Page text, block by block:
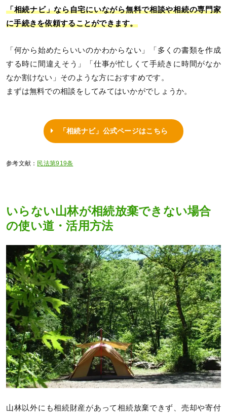
「相続ナビ」なら自宅にいながら無料で相談や相続の専門家
に手続きを依頼することができます。
「何から始めたらいいのかわからない」「多くの書類を作成
する時に間違えそう」「仕事が忙しくて手続きに時間がなか
なか割けない」そのような方におすすめです。
まずは無料での相談をしてみてはいかがでしょうか。
「相続ナビ」公式ページはこちら
参考文献： 民法第919条
いらない山林が相続放棄できない場合
の使い道・活用方法
山林以外にも相続財産があって相続放棄できず、売却や寄付